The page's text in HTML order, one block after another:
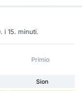
i 15. minuti.
Primio
Sion